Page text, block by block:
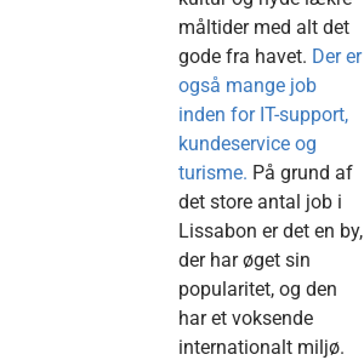
måltider med alt det
gode fra havet. Der er
også mange job
inden for IT-support,
kundeservice og
turisme. På grund af
det store antal job i
Lissabon er det en by,
der har øget sin
popularitet, og den
har et voksende
internationalt miljø.